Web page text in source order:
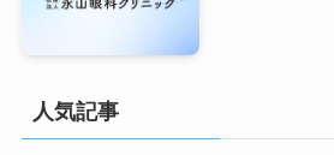
人気記事